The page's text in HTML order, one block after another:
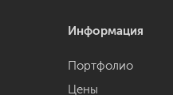
Информация
Портфолио
Цены